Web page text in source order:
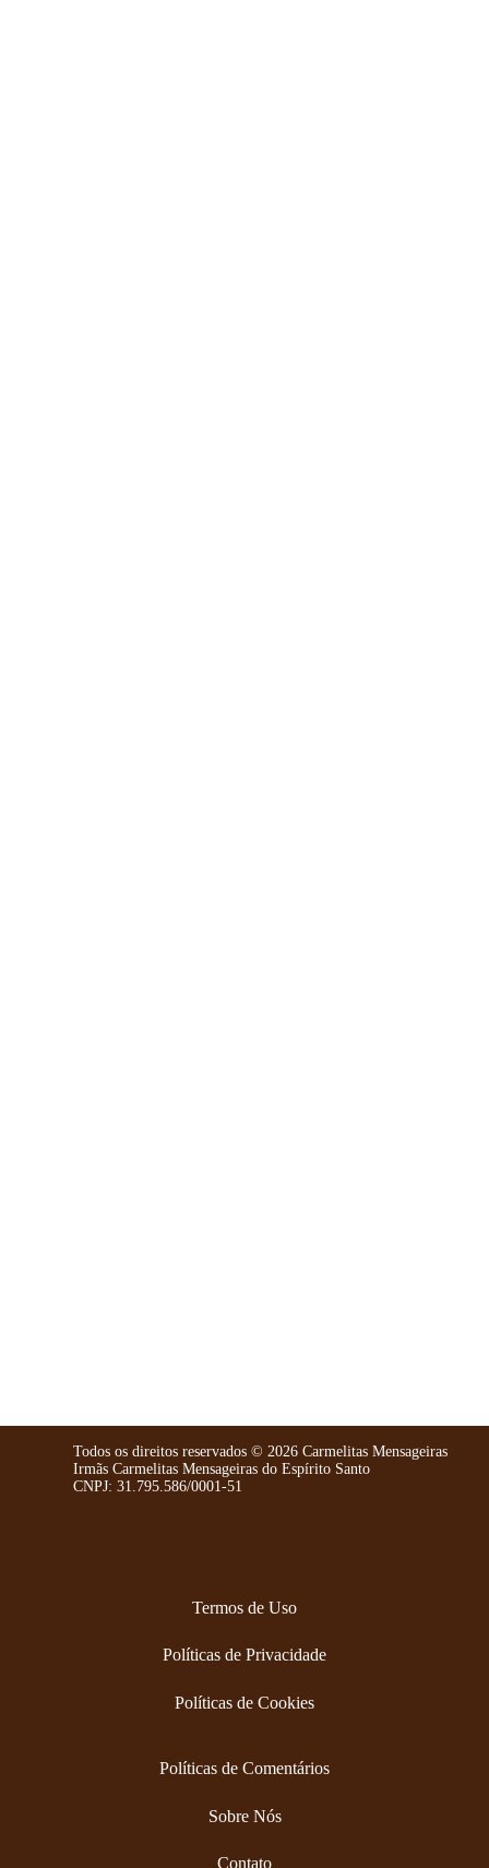
Todos os direitos reservados ©️ 2026 Carmelitas Mensageiras
Irmãs Carmelitas Mensageiras do Espírito Santo
CNPJ: 31.795.586/0001-51
Termos de Uso
Políticas de Privacidade
Políticas de Cookies
Políticas de Comentários
Sobre Nós
Contato